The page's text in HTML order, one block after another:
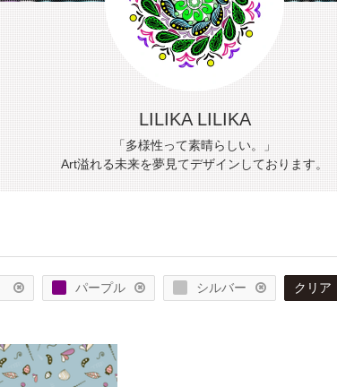
LILIKA LILIKA
「多様性って素晴らしい。」
Art溢れる未来を夢見てデザインしております。
パープル シルバー クリア